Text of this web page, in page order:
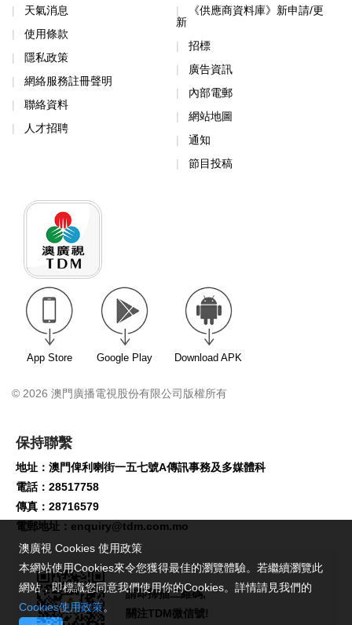
天氣消息
使用條款
隱私政策
網絡服務註冊聲明
聯絡資料
人才招聘
《供應商資料庫》新申請/更
新
招標
廣告資訊
內部電郵
網站地圖
通知
節目投稿
App Store Google Play Download APK
© 2026 澳門廣播電視股份有限公司版權所有
保持聯繫
地址：澳門俾利喇街一五七號A傳訊事務及多媒體科
電話：28517758
傳真：28716579
電郵地址： enquiry@tdm.com.mo
請即掃描二維碼,
關注TDM微信號!
澳廣視 Cookies 使用政策
本網站使用Cookies來令您獲得最佳的瀏覽體驗。若繼續瀏覽此
網站，即標識您同意我們使用你的Cookies。詳情請見我們的
Cookies使用政策。